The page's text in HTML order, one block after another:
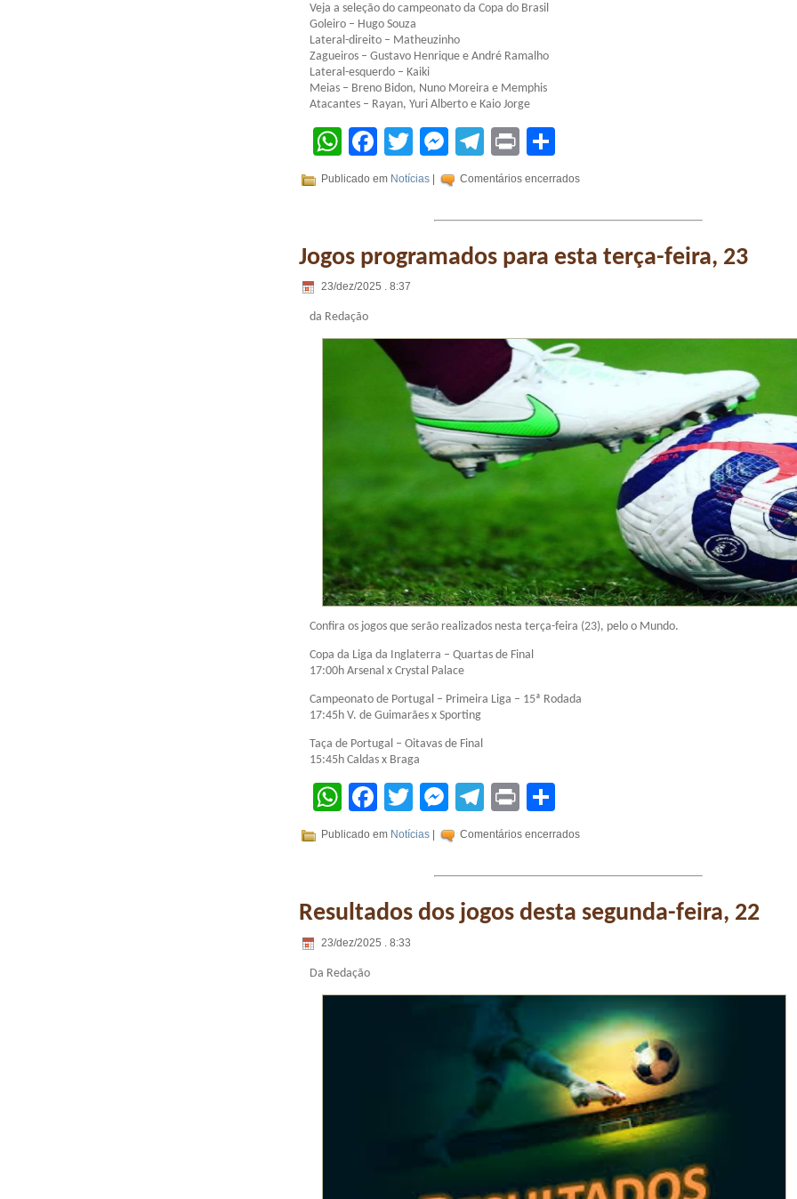
Veja a seleção do campeonato da Copa do Brasil
Goleiro – Hugo Souza
Lateral-direito – Matheuzinho
Zagueiros – Gustavo Henrique e André Ramalho
Lateral-esquerdo – Kaiki
Meias – Breno Bidon, Nuno Moreira e Memphis
Atacantes – Rayan, Yuri Alberto e Kaio Jorge
WhatsApp
Facebook
TwitterMessenger
Telegram
Print
Publicado em Notícias | Comentários encerrados
Jogos programados para esta terça-feira, 23
23/dez/2025 . 8:37
da Redação
Confira os jogos que serão realizados nesta terça-feira (23), pelo o Mundo.
Copa da Liga da Inglaterra – Quartas de Final
17:00h Arsenal x Crystal Palace
Campeonato de Portugal – Primeira Liga – 15ª Rodada
17:45h V. de Guimarães x Sporting
Taça de Portugal – Oitavas de Final
15:45h Caldas x Braga
WhatsApp
Facebook
TwitterMessenger
Telegram
Print
Publicado em Notícias Comentários encerrados
Resultados dos jogos desta segunda-feira, 22
23/dez/2025 . 8:33
Da Redação